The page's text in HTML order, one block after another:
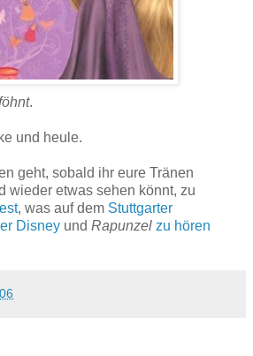
.
und heule.
geht, sobald ihr eure Tränen
wieder etwas sehen könnt, zu
, was auf dem Stuttgarter
Disney und Rapunzel zu hören